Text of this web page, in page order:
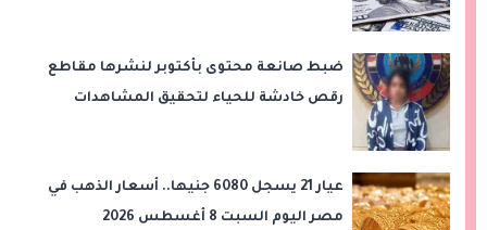
ضبط صانعة محتوى بأكتوبر لنشرها مقاطع
رقص خادشة للحياء لتحقيق المشاهدات
عيار 21 يسجل 6080 جنيها.. أسعار الذهب في
مصر اليوم السبت 8 أغسطس 2026